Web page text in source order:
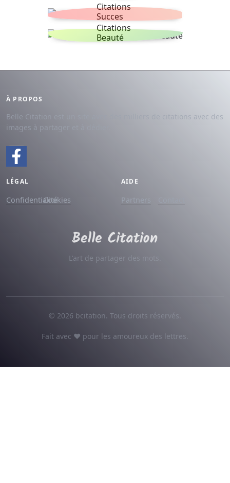
Citations
Succes
Citations
Beauté
À PROPOS
Belle Citation est un site avec des milliers de citations avec des
images à partager et à dédier.
LÉGAL
ConfidentialitéCookies
AIDE
Partners
L'art de partager des mots.
© 2026 bcitation. Tous droits réservés.
Fait avec ♥ pour les amoureux des lettres.